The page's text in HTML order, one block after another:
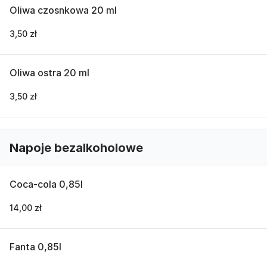
Oliwa czosnkowa 20 ml
3,50 zł
Oliwa ostra 20 ml
3,50 zł
Napoje bezalkoholowe
Coca-cola 0,85l
14,00 zł
Fanta 0,85l